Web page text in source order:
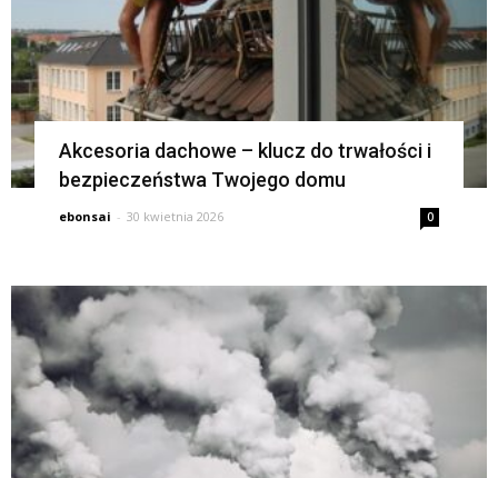
Akcesoria dachowe – klucz do trwałości i
bezpieczeństwa Twojego domu
ebonsai - 30 kwietnia 2026 0